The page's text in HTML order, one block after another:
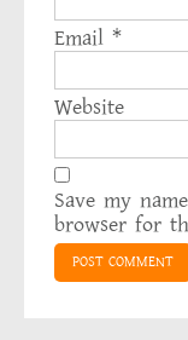
Email *
Website
Save my
browser for